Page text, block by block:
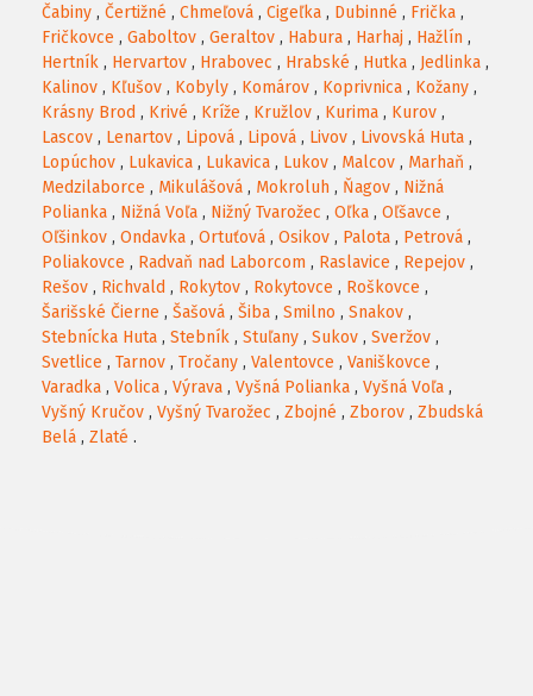
Čabiny , Čertižné , Chmeľová , Cigeľka , Dubinné , Frička ,
Fričkovce , Gaboltov , Geraltov , Habura , Harhaj , Hažlín ,
Hertník , Hervartov , Hrabovec , Hrabské , Hutka , Jedlinka ,
Kalinov , Kľušov , Kobyly , Komárov , Koprivnica , Kožany ,
Krásny Brod , Krivé , Kríže , Kružlov , Kurima , Kurov ,
Lascov , Lenartov , Lipová , Lipová , Livov , Livovská Huta ,
Lopúchov , Lukavica , Lukavica , Lukov , Malcov , Marhaň ,
Medzilaborce , Mikulášová , Mokroluh , Ňagov , Nižná
Polianka , Nižná Voľa , Nižný Tvarožec , Oľka , Oľšavce ,
Oľšinkov , Ondavka , Ortuťová , Osikov , Palota , Petrová ,
Poliakovce , Radvaň nad Laborcom , Raslavice , Repejov ,
Rešov , Richvald , Rokytov , Rokytovce , Roškovce ,
Šarišské Čierne , Šašová , Šiba , Smilno , Snakov ,
Stebnícka Huta , Stebník , Stuľany , Sukov , Sveržov ,
Svetlice , Tarnov , Tročany , Valentovce , Vaniškovce ,
Varadka , Volica , Výrava , Vyšná Polianka , Vyšná Voľa ,
Vyšný Kručov , Vyšný Tvarožec , Zbojné , Zborov , Zbudská
Belá , Zlaté .